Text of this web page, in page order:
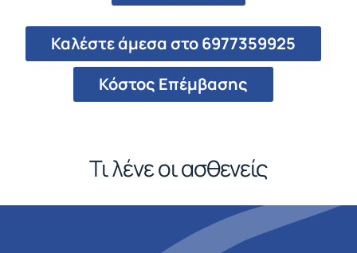
Καλέστε άμεσα στο 6977359925
Κόστος Επέμβασης
Τι λένε οι ασθενείς